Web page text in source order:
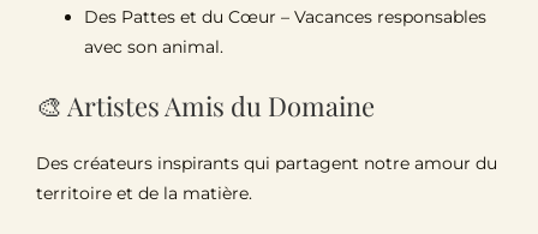
Des Pattes et du Cœur – Vacances responsables
avec son animal.
🎨 Artistes Amis du Domaine
Des créateurs inspirants qui partagent notre amour du
territoire et de la matière.